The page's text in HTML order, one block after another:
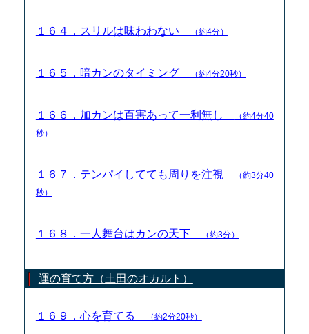
１６４．スリルは味わわない （約4分）
１６５．暗カンのタイミング （約4分20秒）
１６６．加カンは百害あって一利無し
（約4分40
秒）
１６７．テンパイしてても周りを注視
（約3分40
秒）
１６８．一人舞台はカンの天下 （約3分）
運の育て方（土田のオカルト）
１６９．心を育てる （約2分20秒）